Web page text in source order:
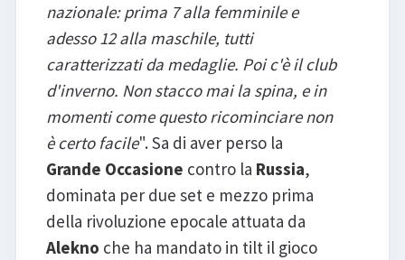
nazionale: prima 7 alla femminile e
adesso 12 alla maschile, tutti
caratterizzati da medaglie. Poi c'è il club
d'inverno. Non stacco mai la spina, e in
momenti come questo ricominciare non
è certo facile". Sa di aver perso la
Grande Occasione contro la Russia,
dominata per due set e mezzo prima
della rivoluzione epocale attuata da
Alekno che ha mandato in tilt il gioco